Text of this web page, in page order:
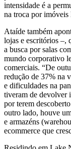
intensidade é a
na troca por
Ataíde também
lojas e escritórios –,
a busca por salas
mundo corporativo
comerciais. “De
redução de 37% na
e dificuldades na
tiveram de devolver
por terem
outro lado, houve
e armazéns
ecommerce que